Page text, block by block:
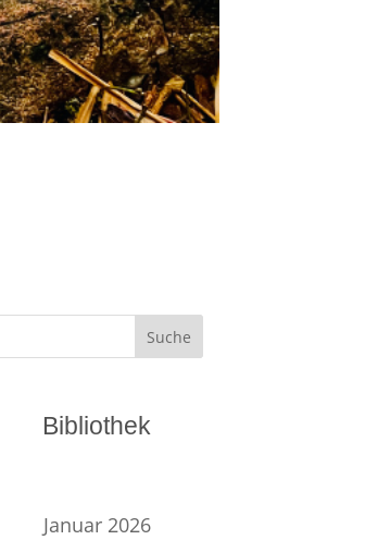
Suche
Bibliothek
Januar 2026